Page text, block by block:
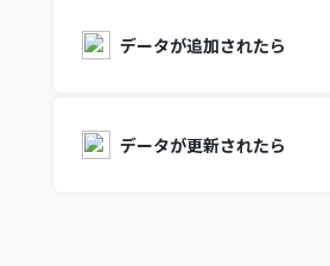
データが追加されたら
データが更新されたら